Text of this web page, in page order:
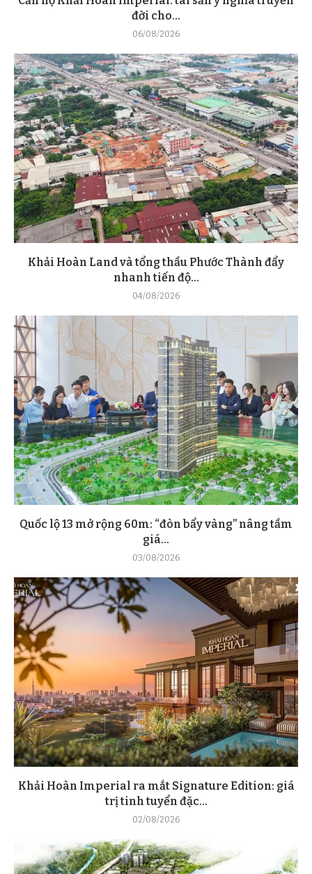
đời cho...
06/08/2026
Khải Hoàn Land và tổng thầu Phước Thành đẩy
nhanh tiến độ...
04/08/2026
Quốc lộ 13 mở rộng 60m: “đòn bẩy vàng” nâng tầm
giá...
03/08/2026
Khải Hoàn Imperial ra mắt Signature Edition: giá
trị tinh tuyển đặc...
02/08/2026